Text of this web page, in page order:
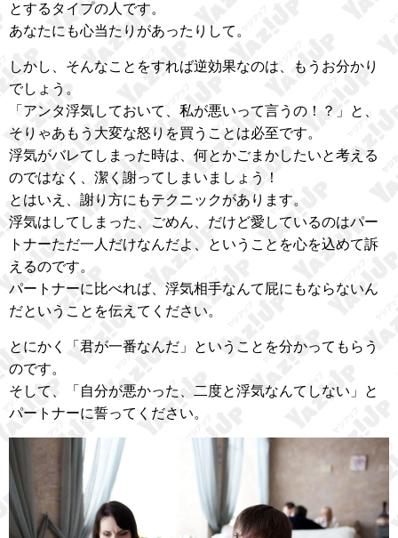
とするタイプの人です。
あなたにも心当たりがあったりして。
しかし、そんなことをすれば逆効果なのは、もうお分かり
でしょう。
「アンタ浮気しておいて、私が悪いって言うの！？」と、
そりゃあもう大変な怒りを買うことは必至です。
浮気がバレてしまった時は、何とかごまかしたいと考える
のではなく、潔く謝ってしまいましょう！
とはいえ、謝り方にもテクニックがあります。
浮気はしてしまった、ごめん、だけど愛しているのはパー
トナーただ一人だけなんだよ、ということを心を込めて訴
えるのです。
パートナーに比べれば、浮気相手なんて屁にもならないん
だということを伝えてください。
とにかく「君が一番なんだ」ということを分かってもらう
のです。
そして、「自分が悪かった、二度と浮気なんてしない」と
パートナーに誓ってください。